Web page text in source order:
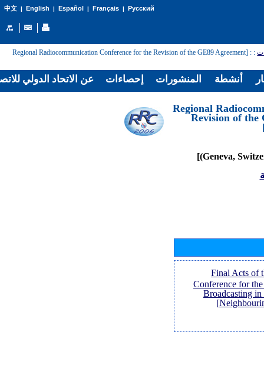
中文| English | Español | Français| Русский
:
: [Regional Radiocommunication Conference for the Revision of the GE89 Agreement
[Regional
Revision of the
[Final Acts of
Conference for
Broadcasting
عن الاتحاد الدولي إحصاءات المنشورات أنشطة